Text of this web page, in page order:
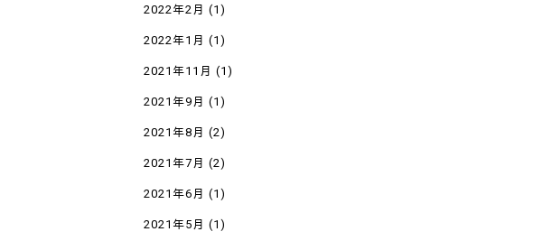
2022年2月 (1)
2022年1月 (1)
2021年11月 (1)
2021年9月 (1)
2021年8月 (2)
2021年7月 (2)
2021年6月 (1)
2021年5月 (1)